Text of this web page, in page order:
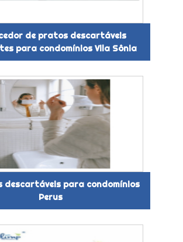
de pratos descartáveis
para condomínios Vila Sônia
descartáveis para condomínios
Perus